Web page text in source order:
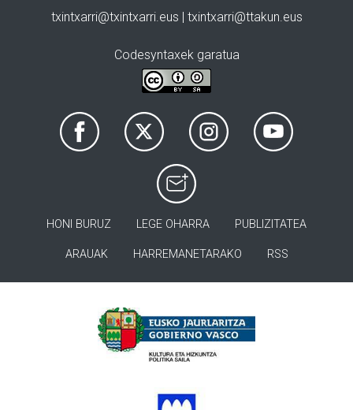
txintxarri@txintxarri.eus | txintxarri@ttakun.eus
Codesyntaxek garatua
HONI BURUZ LEGE OHARRA PUBLIZITATEA
ARAUAK HARREMANETARAKO RSS